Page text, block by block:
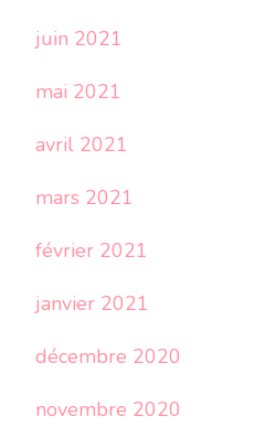
juin 2021
mai 2021
avril 2021
mars 2021
février 2021
janvier 2021
décembre 2020
novembre 2020